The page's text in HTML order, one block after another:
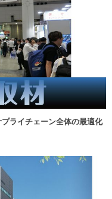
ライチェーン全体の最適化